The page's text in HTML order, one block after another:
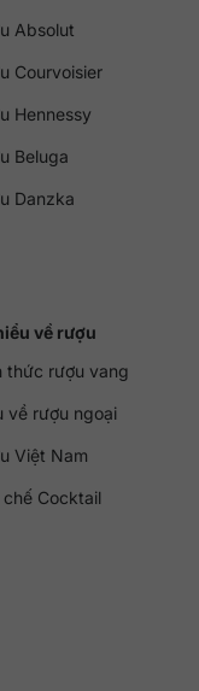
Absolut
Courvoisier
Hennessy
Beluga
Danzka
về rượu
thức rượu vang
về rượu ngoại
Việt Nam
chế Cocktail